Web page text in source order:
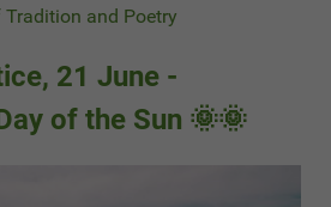
and Poetry
21 June -
of the Sun 🌞🌞